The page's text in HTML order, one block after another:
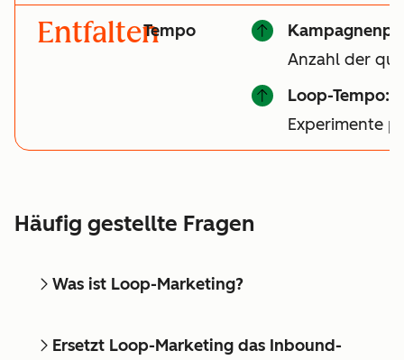
EntfaltenTempo
Anzahl der
Loop-Tempo:
Experimente
Häufig gestellte Fragen
Was ist Loop-Marketing?
Ersetzt Loop-Marketing das Inbound-